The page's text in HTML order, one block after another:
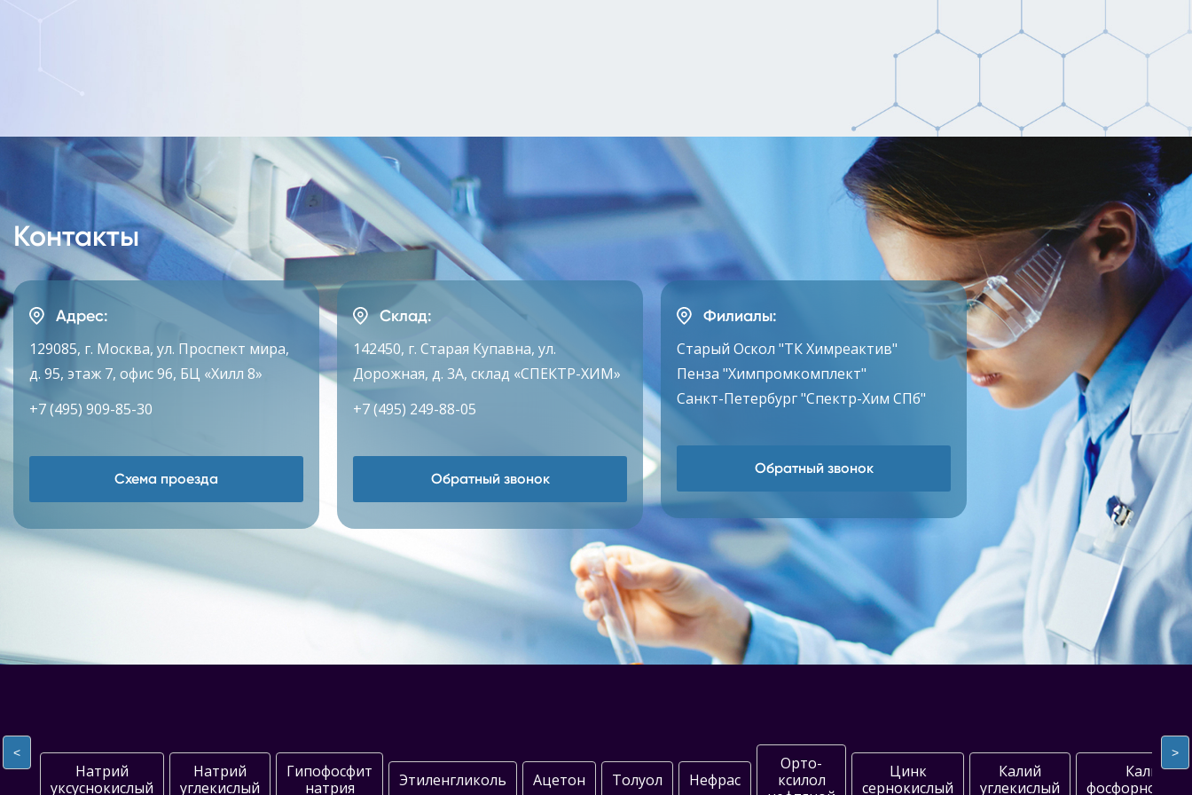
Контакты
Адрес:
129085, г. Москва, ул. Проспект мира,
д. 95, этаж 7, офис 96, БЦ «Хилл 8»
+7 (495) 909-85-30
Схема проезда
Склад:
142450, г. Старая Купавна, ул.
Дорожная, д. 3А, склад «СПЕКТР-ХИМ»
+7 (495) 249-88-05
Обратный звонок
Филиалы:
Старый Оскол "ТК Химреактив"
Пенза "Химпромкомплект"
Санкт-Петербург "Спектр-Хим СПб"
Обратный звонок
<
Натрий
уксуснокислый
Натрий
углекислый
Гипофосфит
натрия
Этиленгликоль Ацетон Толуол Нефрас
Орто-
ксилол
Цинк
сернокислый
Калий
углекислый
Калий
>